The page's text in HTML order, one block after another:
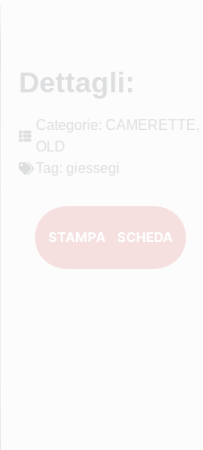
Dettagli:
Categorie: CAMERETTE ,
OLD
Tag: giessegi
STAMPA SCHEDA